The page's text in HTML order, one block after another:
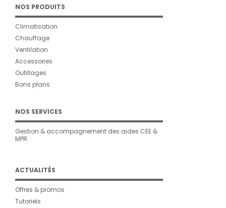
NOS PRODUITS
Climatisation
Chauffage
Ventilation
Accessoires
Outillages
Bons plans
NOS SERVICES
Gestion & accompagnement des aides CEE &
MPR
ACTUALITÉS
Offres & promos
Tutoriels